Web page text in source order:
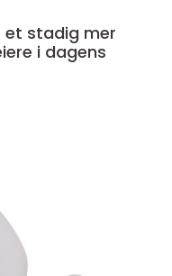
et stadig mer
i dagens